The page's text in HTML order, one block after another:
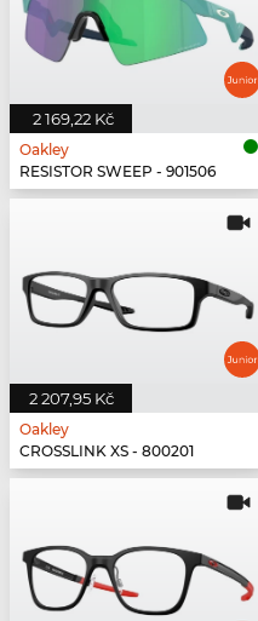
2 169,22 Kč
Oakley
RESISTOR SWEEP - 901506
2 207,95 Kč
Oakley
CROSSLINK XS - 800201